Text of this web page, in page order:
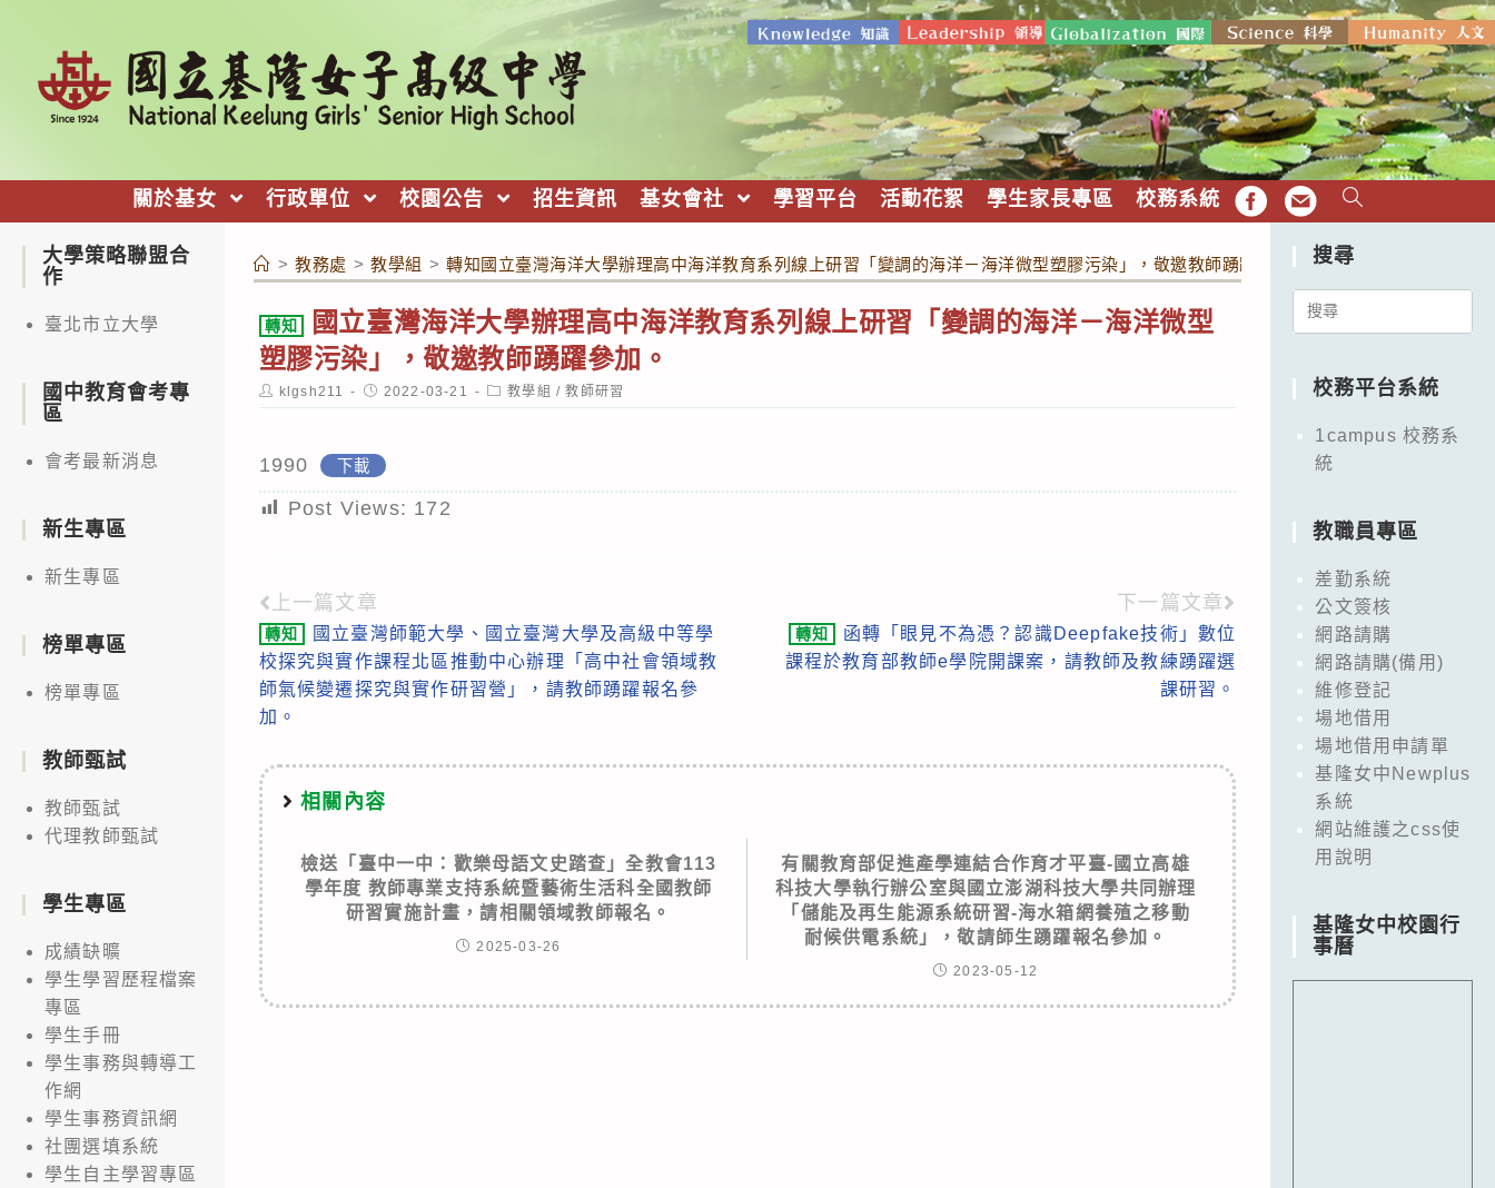
關於基女 行政單位 校園公告 招生資訊 基女會社 學習平台 活動花絮 學生家長專區 校務系統 FB EMAIL
> 教務處 > 教學組 > 轉知國立臺灣海洋大學辦理高中海洋教育系列線上研習「變調的海洋－海洋微型塑膠污染」，敬邀教師踴躍參加。
轉知
國立臺灣海洋大學辦理高中海洋教育系列線上研習「變調的海洋－海洋微型
塑膠污染」，敬邀教師踴躍參加。
Post
author:
klgsh211
Post
published:
2022-03-21
Post
category:
教學組 / 教師研習
1990 下載
Post Views: 172
Read
more
articles
上一篇文章
轉知
國立臺灣師範大學、國立臺灣大學及高級中等學
校探究與實作課程北區推動中心辦理「高中社會領域教
師氣候變遷探究與實作研習營」，請教師踴躍報名參
加。
下一篇文章
轉知
函轉「眼見不為憑？認識Deepfake技術」數位
課程於教育部教師e學院開課案，請教師及教練踴躍選
課研習。
相關內容
檢送「臺中一中：歡樂母語文史踏查」全教會113
學年度 教師專業支持系統暨藝術生活科全國教師
研習實施計畫，請相關領域教師報名。
2025-03-26
有關教育部促進產學連結合作育才平臺-國立高雄
科技大學執行辦公室與國立澎湖科技大學共同辦理
「儲能及再生能源系統研習-海水箱網養殖之移動
耐候供電系統」，敬請師生踴躍報名參加。
2023-05-12
大學策略聯盟合
作
臺北市立大學
國中教育會考專
區
會考最新消息
新生專區
新生專區
榜單專區
榜單專區
教師甄試
教師甄試
代理教師甄試
學生專區
成績缺曠
學生學習歷程檔案
專區
學生手冊
學生事務與轉導工
作網
學生事務資訊網
社團選填系統
學生自主學習專區
搜尋
Search
校務平台系統
1campus 校務系
統
教職員專區
差勤系統
公文簽核
網路請購
網路請購(備用)
維修登記
場地借用
場地借用申請單
基隆女中Newplus
系統
網站維護之css使
用說明
基隆女中校園行
事曆